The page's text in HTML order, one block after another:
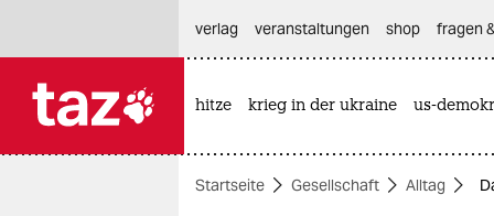
themen
verlag
veranstaltungen shop fragen
hitze krieg in der ukraine us-
Startseite Gesellschaft Alltag